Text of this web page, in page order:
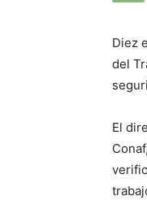
Diez
del
El